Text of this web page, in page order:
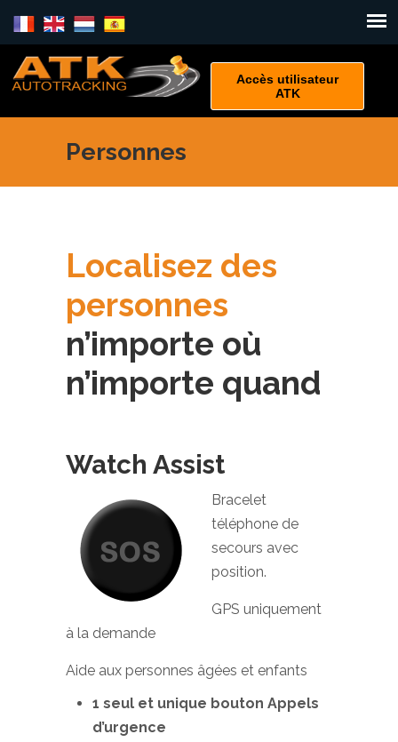
Accès utilisateur
ATK
Personnes
Localisez des
personnes
n’importe où
n’importe quand
Watch Assist
Bracelet
téléphone de
secours avec
position.
GPS uniquement
à la demande
Aide aux personnes âgées et enfants
1 seul et unique bouton Appels
d’urgence